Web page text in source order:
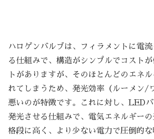
ハロゲンバルブは、フィラメントに電
る仕組みで、構造がシンプルでコスト
トがありますが、そのほとんどのエネ
れてしまうため、発光効率（ルーメン/
悪いのが特徴です。これに対し、LED
発光させる仕組みで、電気エネルギー
格段に高く、より少ない電力で圧倒的